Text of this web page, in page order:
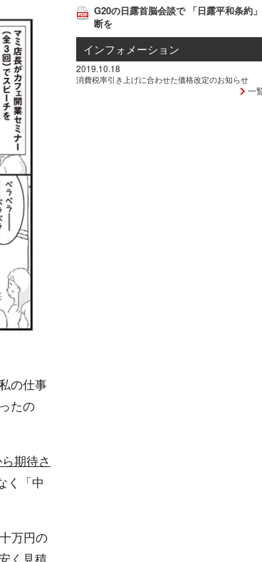
の仕事
たの
期待さ
く「中
万円の
く見積
G20の日露首脳会談で 「日露平和条約
断を
インフォメーション
2019.10.18
消費税率引き上げに合わせた価格改定のお知らせ
一